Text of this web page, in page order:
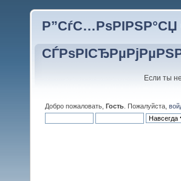
Если ты
Добро пожаловать, Гость . Пожалуйста,